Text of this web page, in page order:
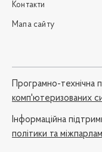
Контакти
Мапа сайту
Програмно-технічна
комп'ютеризованих
Iнформаційна
політики та